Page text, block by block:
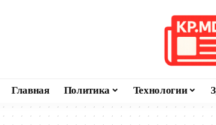
Главная Политика Технологии